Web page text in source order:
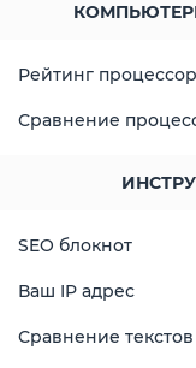
Рейтинг
Сравнение
SEO блокнот
Ваш IP адрес
Сравнение текстов
Поиск
против